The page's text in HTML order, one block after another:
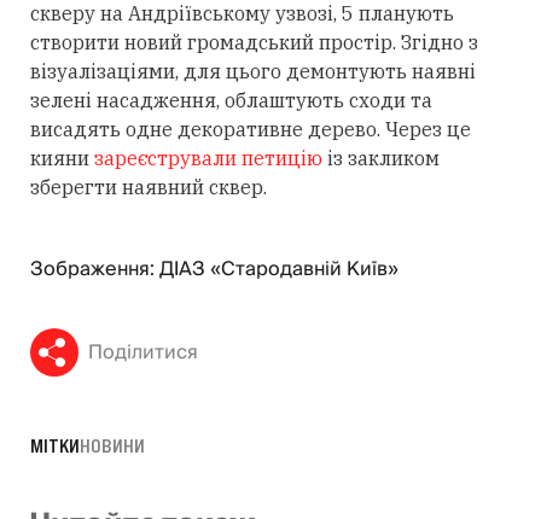
скверу на Андріївському узвозі, 5 планують
створити новий громадський простір. Згідно з
візуалізаціями, для цього демонтують наявні
зелені насадження, облаштують сходи та
висадять одне декоративне дерево. Через це
кияни зареєстрували петицію із закликом
зберегти наявний сквер.
Зображення: ДІАЗ «Стародавній Київ»
Поділитися
МІТКИНОВИНИ